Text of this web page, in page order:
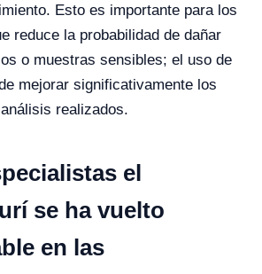
Esto es importante para los
reduce la probabilidad de dañar
o muestras sensibles; el uso de
mejorar significativamente los
realizados.
el
se ha vuelto
en las